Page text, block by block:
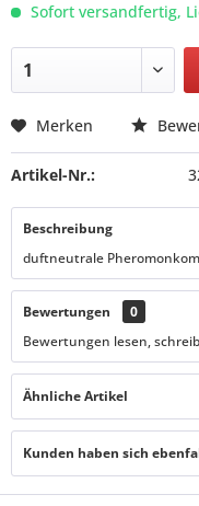
Sofort versandfertig,
Merken
Artikel-Nr.:
Beschreibung
duftneutrale
Bewertungen
0
Bewertungen lesen,
Ähnliche Artikel
Kunden haben sich